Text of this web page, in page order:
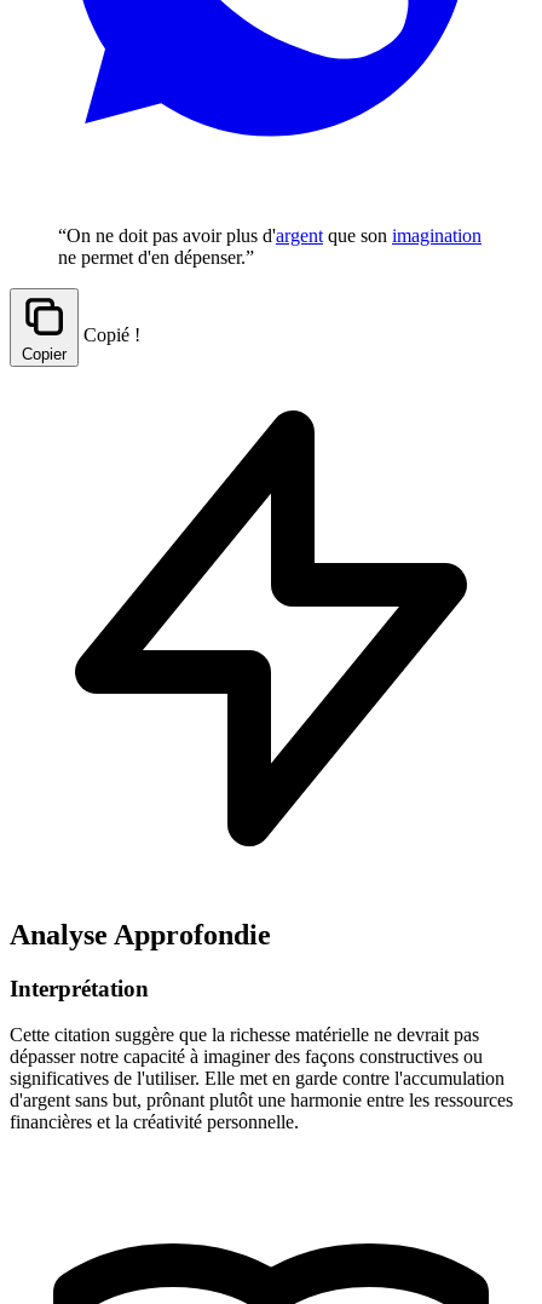
“On ne doit pas avoir plus d'argent que son imagination
ne permet d'en dépenser.”
Copier
Copié !
Analyse Approfondie
Interprétation
Cette citation suggère que la richesse matérielle ne devrait pas
dépasser notre capacité à imaginer des façons constructives ou
significatives de l'utiliser. Elle met en garde contre l'accumulation
d'argent sans but, prônant plutôt une harmonie entre les ressources
financières et la créativité personnelle.